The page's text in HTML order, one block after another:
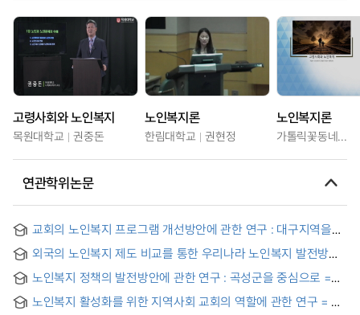
고령사회와 노인복지
목원대학교 권중돈
노인복지론
한림대학교 권현정
노인복지론
가톨릭꽃동네대학교
연관학위논문
교회의 노인복지 프로그램 개선방안에 관한 연구 : 대구지역을
외국의 노인복지 제도 비교를 통한 우리나라 노인복지 발전방안
People
노인복지 정책의 발전방안에 관한 연구 : 곡성군을 중심으로 =
the Aged : Focus on Gokseonggun
노인복지 활성화를 위한 지역사회 교회의 역할에 관한 연구 = A